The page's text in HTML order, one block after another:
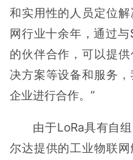
和实用性的人员定位
网行业十余年，通过与
的伙伴合作，可以提
决方案等设备和服务
企业进行合作。”
由于LoRa具有自
尔达提供的工业物联